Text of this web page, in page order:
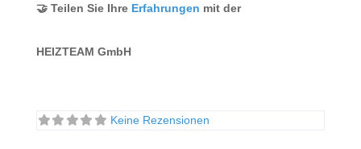
🤝 Teilen Sie Ihre Erfahrungen mit der
HEIZTEAM GmbH
Keine Rezensionen